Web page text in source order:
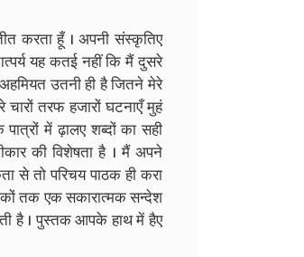
करता हूँ । अपनी संस्कृतिए
यह कतई नहीं कि मैं दुसरे
उतनी ही है जितने मेरे
तरफ हजारों घटनाएँ मुहं
में ढ़ालए शब्दों का सही
की विशेषता है । मैं अपने
से तो परिचय पाठक ही करा
तक एक सकारात्मक सन्देश
है । पुस्तक आपके हाथ में हैए